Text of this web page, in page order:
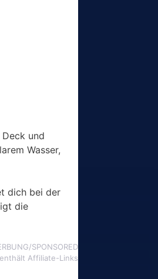
und
Wasser,
dich bei der
die
SPONSORED
Affiliate-Links